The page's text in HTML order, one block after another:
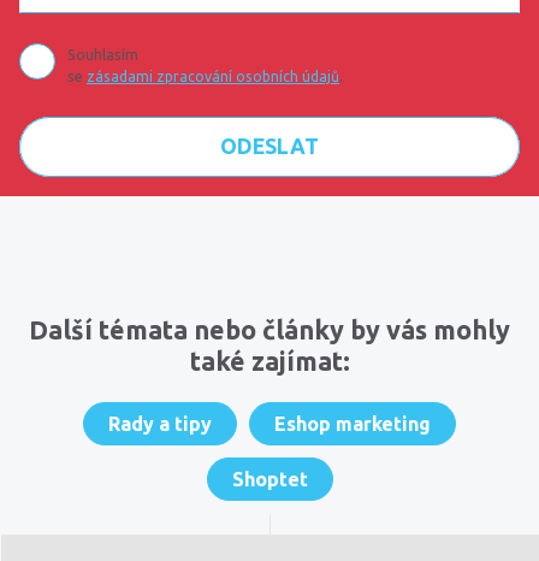
Souhlasím
se zásadami zpracování osobních údajů
Další témata nebo články by vás mohly
také zajímat:
Rady a tipy Eshop marketing
Shoptet